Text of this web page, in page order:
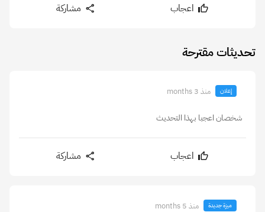
اعجاب مشاركة
تحديثات مقترحة
إعلان منذ 3 months
شخصان اعجبا بهذا التحديث
اعجاب مشاركة
ميزة جديدة منذ 5 months